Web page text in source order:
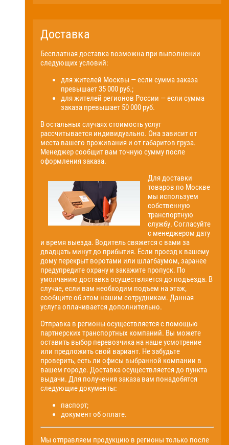
Доставка
Бесплатная доставка возможна при выполнении
следующих условий:
для жителей Москвы — если сумма заказа
превышает 35 000 руб.;
для жителей регионов России — если сумма
заказа превышает 50 000 руб.
В остальных случаях стоимость услуг
рассчитывается индивидуально. Она зависит от
места вашего проживания и от габаритов груза.
Менеджер сообщит вам точную сумму после
оформления заказа.
Для доставки
товаров по Москве
мы используем
собственную
транспортную
службу. Согласуйте
с менеджером дату
и время выезда. Водитель свяжется с вами за
двадцать минут до прибытия. Если проезд к вашему
дому перекрыт воротами или шлагбаумом, заранее
предупредите охрану и закажите пропуск. По
умолчанию доставка осуществляется до подъезда. В
случае, если вам необходим подъем на этаж,
сообщите об этом нашим сотрудникам. Данная
услуга оплачивается дополнительно.
Отправка в регионы осуществляется с помощью
партнерских транспортных компаний. Вы можете
оставить выбор перевозчика на наше усмотрение
или предложить свой вариант. Не забудьте
проверить, есть ли офисы выбранной компании в
вашем городе. Доставка осуществляется до пункта
выдачи. Для получения заказа вам понадобятся
следующие документы:
паспорт;
документ об оплате.
Мы отправляем продукцию в регионы только после